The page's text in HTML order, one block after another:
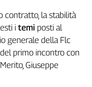
contratto, la stabilità
i temi posti al
generale della Flc
primo incontro con
Giuseppe